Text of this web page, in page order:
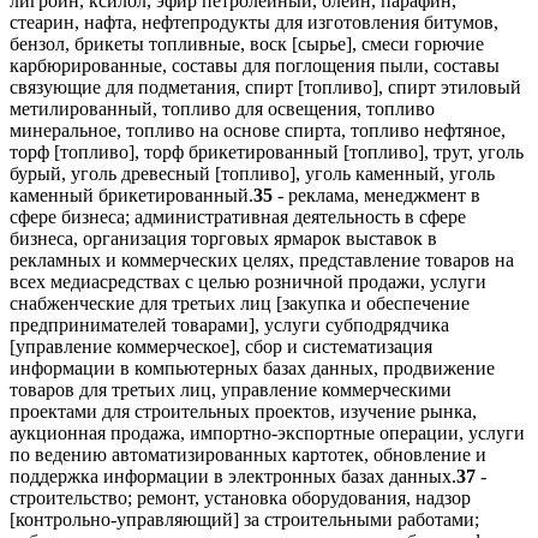
стеарин, нафта, нефтепродукты для изготовления битумов,
бензол, брикеты топливные, воск [сырье], смеси горючие
карбюрированные, составы для поглощения пыли, составы
связующие для подметания, спирт [топливо], спирт этиловый
метилированный, топливо для освещения, топливо
минеральное, топливо на основе спирта, топливо нефтяное,
торф [топливо], торф брикетированный [топливо], трут, уголь
бурый, уголь древесный [топливо], уголь каменный, уголь
каменный брикетированный.35 - реклама, менеджмент в
сфере бизнеса; административная деятельность в сфере
бизнеса, организация торговых ярмарок выставок в
рекламных и коммерческих целях, представление товаров на
всех медиасредствах с целью розничной продажи, услуги
снабженческие для третьих лиц [закупка и обеспечение
предпринимателей товарами], услуги субподрядчика
[управление коммерческое], сбор и систематизация
информации в компьютерных базах данных, продвижение
товаров для третьих лиц, управление коммерческими
проектами для строительных проектов, изучение рынка,
аукционная продажа, импортно-экспортные операции, услуги
по ведению автоматизированных картотек, обновление и
поддержка информации в электронных базах данных.37 -
строительство; ремонт, установка оборудования, надзор
[контрольно-управляющий] за строительными работами;